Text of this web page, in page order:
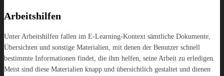
Arbeitshilfen
Unter Arbeitshilfen fallen im E-Learning-Kontext sämtliche Dokumente,
Übersichten und sonstige Materialien, mit denen der Benutzer schnell
bestimmte Informationen findet, die ihm helfen, seine Arbeit zu erledigen.
Meist sind diese Materialien knapp und übersichtlich gestaltet und dienen